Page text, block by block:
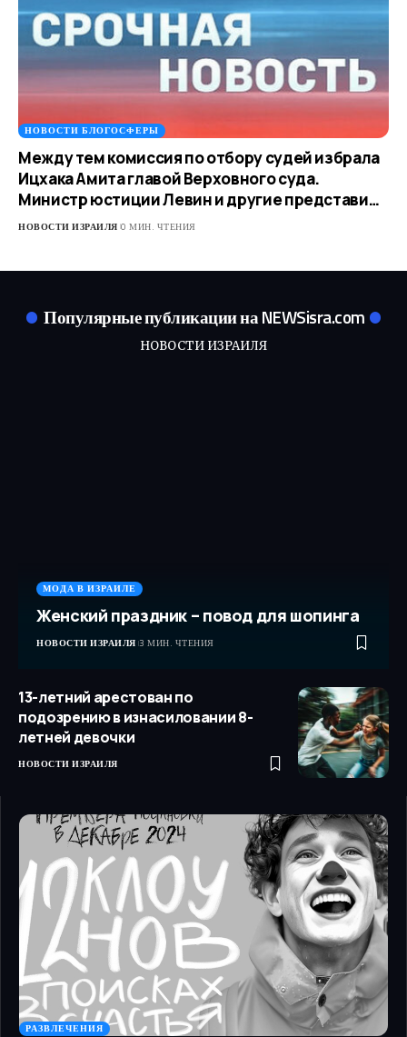
НОВОСТИ БЛОГОСФЕРЫ
Между тем комиссия по отбору судей избрала
Ицхака Амита главой Верховного суда.
Министр юстиции Левин и другие представи…
НОВОСТИ ИЗРАИЛЯ 0 МИН. ЧТЕНИЯ
Популярные публикации на NEWSisra.com
НОВОСТИ ИЗРАИЛЯ
МОДА В ИЗРАИЛЕ
Женский праздник – повод для шопинга
НОВОСТИ ИЗРАИЛЯ 3 МИН. ЧТЕНИЯ
13-летний арестован по
подозрению в изнасиловании 8-
летней девочки
НОВОСТИ ИЗРАИЛЯ
РАЗВЛЕЧЕНИЯ